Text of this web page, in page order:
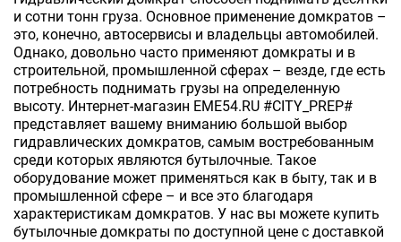
и сотни тонн груза. Основное применение домкратов –
это, конечно, автосервисы и владельцы автомобилей.
Однако, довольно часто применяют домкраты и в
строительной, промышленной сферах – везде, где есть
потребность поднимать грузы на определенную
высоту. Интернет-магазин EME54.RU #CITY_PREP#
представляет вашему вниманию большой выбор
гидравлических домкратов, самым востребованным
среди которых являются бутылочные. Такое
оборудование может применяться как в быту, так и в
промышленной сфере – и все это благодаря
характеристикам домкратов. У нас вы можете купить
бутылочные домкраты по доступной цене с доставкой